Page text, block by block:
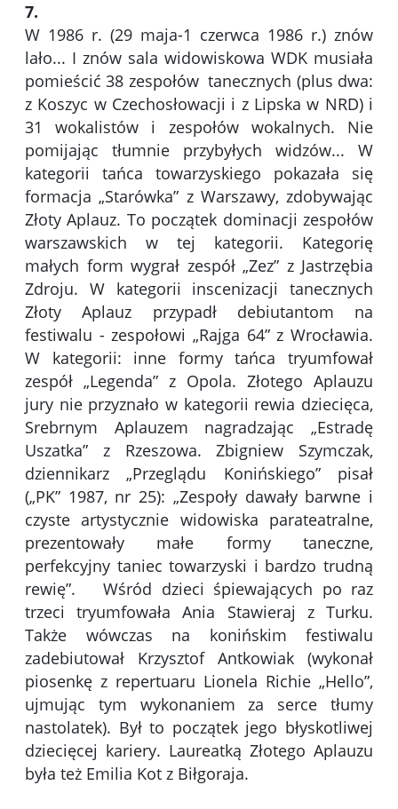
7.
W 1986 r. (29 maja-1 czerwca 1986 r.) znów
lało... I znów sala widowiskowa WDK musiała
pomieścić 38 zespołów tanecznych (plus dwa:
z Koszyc w Czechosłowacji i z Lipska w NRD) i
31 wokalistów i zespołów wokalnych. Nie
pomijając tłumnie przybyłych widzów... W
kategorii tańca towarzyskiego pokazała się
formacja „Starówka” z Warszawy, zdobywając
Złoty Aplauz. To początek dominacji zespołów
warszawskich w tej kategorii. Kategorię
małych form wygrał zespół „Zez” z Jastrzębia
Zdroju. W kategorii inscenizacji tanecznych
Złoty Aplauz przypadł debiutantom na
festiwalu - zespołowi „Rajga 64” z Wrocławia.
W kategorii: inne formy tańca tryumfował
zespół „Legenda” z Opola. Złotego Aplauzu
jury nie przyznało w kategorii rewia dziecięca,
Srebrnym Aplauzem nagradzając „Estradę
Uszatka” z Rzeszowa. Zbigniew Szymczak,
dziennikarz „Przeglądu Konińskiego” pisał
(„PK” 1987, nr 25): „Zespoły dawały barwne i
czyste artystycznie widowiska parateatralne,
prezentowały małe formy taneczne,
perfekcyjny taniec towarzyski i bardzo trudną
rewię”. Wśród dzieci śpiewających po raz
trzeci tryumfowała Ania Stawieraj z Turku.
Także wówczas na konińskim festiwalu
zadebiutował Krzysztof Antkowiak (wykonał
piosenkę z repertuaru Lionela Richie „Hello”,
ujmując tym wykonaniem za serce tłumy
nastolatek). Był to początek jego błyskotliwej
dziecięcej kariery. Laureatką Złotego Aplauzu
była też Emilia Kot z Biłgoraja.